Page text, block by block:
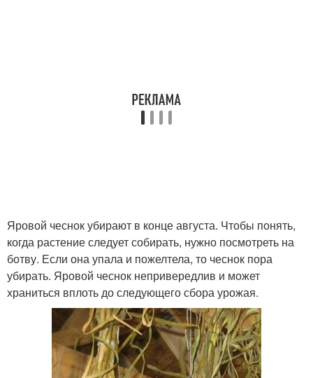
Яровой чеснок убирают в конце августа. Чтобы понять,
когда растение следует собирать, нужно посмотреть на
ботву. Если она упала и пожелтела, то чеснок пора
убирать. Яровой чеснок непривередлив и может
храниться вплоть до следующего сбора урожая.